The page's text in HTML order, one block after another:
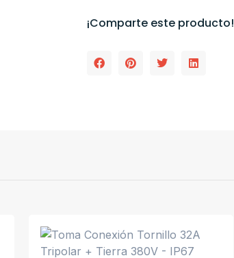
¡Comparte este producto!